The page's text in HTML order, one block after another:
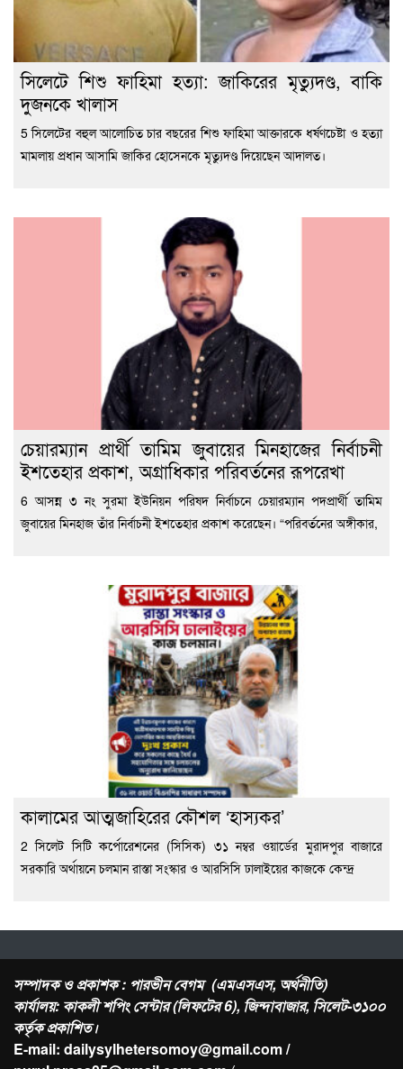
সিলেটে শিশু ফাহিমা হত্যা: জাকিরের মৃত্যুদণ্ড, বাকি
দুজনকে খালাস
5 সিলেটের বহুল আলোচিত চার বছরের শিশু ফাহিমা আক্তারকে ধর্ষণচেষ্টা ও হত্যা
মামলায় প্রধান আসামি জাকির হোসেনকে মৃত্যুদণ্ড দিয়েছেন আদালত।
চেয়ারম্যান প্রার্থী তামিম জুবায়ের মিনহাজের নির্বাচনী
ইশতেহার প্রকাশ, অগ্রাধিকার পরিবর্তনের রূপরেখা
6 আসন্ন ৩ নং সুরমা ইউনিয়ন পরিষদ নির্বাচনে চেয়ারম্যান পদপ্রার্থী তামিম
জুবায়ের মিনহাজ তাঁর নির্বাচনী ইশতেহার প্রকাশ করেছেন। “পরিবর্তনের অঙ্গীকার,
কালামের আত্মজাহিরের কৌশল ‘হাস্যকর’
2 সিলেট সিটি কর্পোরেশনের (সিসিক) ৩১ নম্বর ওয়ার্ডের মুরাদপুর বাজারে
সরকারি অর্থায়নে চলমান রাস্তা সংস্কার ও আরসিসি ঢালাইয়ের কাজকে কেন্দ্র
সম্পাদক ও প্রকাশক : পারভীন বেগম (এমএসএস, অর্থনীতি)
কার্যালয়: কাকলী শপিং সেন্টার (লিফটের 6), জিন্দাবাজার, সিলেট-৩১০০
কর্তৃক প্রকাশিত।
E-mail: dailysylhetersomoy@gmail.com /